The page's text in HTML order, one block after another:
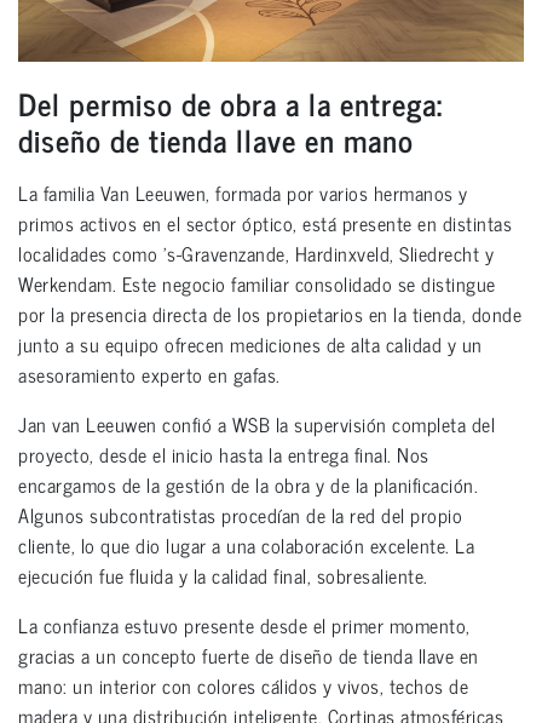
Del permiso de obra a la entrega:
diseño de tienda llave en mano
La familia Van Leeuwen, formada por varios hermanos y
primos activos en el sector óptico, está presente en distintas
localidades como ’s-Gravenzande, Hardinxveld, Sliedrecht y
Werkendam. Este negocio familiar consolidado se distingue
por la presencia directa de los propietarios en la tienda, donde
junto a su equipo ofrecen mediciones de alta calidad y un
asesoramiento experto en gafas.
Jan van Leeuwen confió a WSB la supervisión completa del
proyecto, desde el inicio hasta la entrega final. Nos
encargamos de la gestión de la obra y de la planificación.
Algunos subcontratistas procedían de la red del propio
cliente, lo que dio lugar a una colaboración excelente. La
ejecución fue fluida y la calidad final, sobresaliente.
La confianza estuvo presente desde el primer momento,
gracias a un concepto fuerte de diseño de tienda llave en
mano: un interior con colores cálidos y vivos, techos de
madera y una distribución inteligente. Cortinas atmosféricas